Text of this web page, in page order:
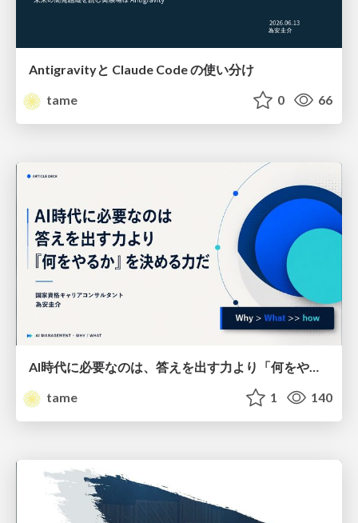
Antigravityと Claude Code の使い分け
tame
0 66
AI時代に必要なのは、答えを出す力より「何をやるか」を決める力だ
tame
1 140